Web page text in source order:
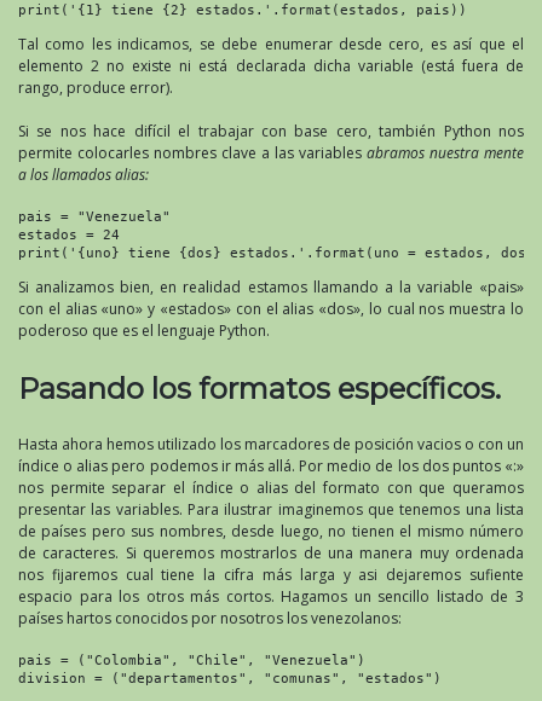
print('{1} tiene {2} estados.'.format(estados, pais))
Tal como les indicamos, se debe enumerar desde cero, es así que el
elemento 2 no existe ni está declarada dicha variable (está fuera de
rango, produce error).
Si se nos hace difícil el trabajar con base cero, también Python nos
permite colocarles nombres clave a las variables abramos nuestra mente
a los llamados alias:
pais = "Venezuela"
estados = 24
print('{uno} tiene {dos} estados.'.format(uno = estados, dos
Si analizamos bien, en realidad estamos llamando a la variable «pais»
con el alias «uno» y «estados» con el alias «dos», lo cual nos muestra lo
poderoso que es el lenguaje Python.
Pasando los formatos específicos.
Hasta ahora hemos utilizado los marcadores de posición vacios o con un
índice o alias pero podemos ir más allá. Por medio de los dos puntos «:»
nos permite separar el índice o alias del formato con que queramos
presentar las variables. Para ilustrar imaginemos que tenemos una lista
de países pero sus nombres, desde luego, no tienen el mismo número
de caracteres. Si queremos mostrarlos de una manera muy ordenada
nos fijaremos cual tiene la cifra más larga y asi dejaremos sufiente
espacio para los otros más cortos. Hagamos un sencillo listado de 3
países hartos conocidos por nosotros los venezolanos:
pais = ("Colombia", "Chile", "Venezuela")
division = ("departamentos", "comunas", "estados")